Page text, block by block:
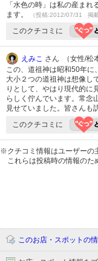
「水色の時」は私の産ま
ます。
（投稿:2012/07/31 掲
このクチコミに
えみこ さん （女性/松
この、道祖神は昭和50年に
大小２つの道祖神は想像し
りとして、やはり現代的に
らしく佇んでいます。常念
見せていました。皆さんも
このクチコミに
※クチコミ情報はユーザーの
これらは投稿時の情報のた
このお店・スポットの